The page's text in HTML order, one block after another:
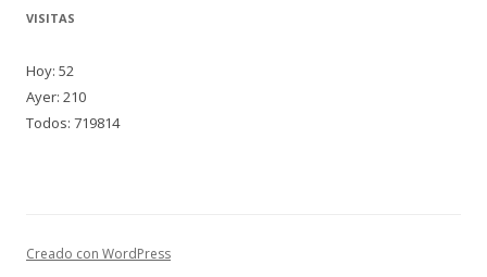
VISITAS
Hoy: 52
Ayer: 210
Todos: 719814
Creado con WordPress